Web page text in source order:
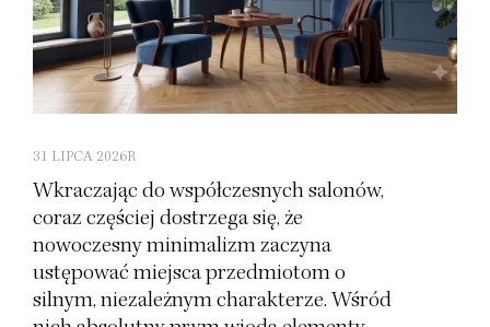
31 LIPCA 2026R
Wkraczając do współczesnych salonów,
coraz częściej dostrzega się, że
nowoczesny minimalizm zaczyna
ustępować miejsca przedmiotom o
silnym, niezależnym charakterze. Wśród